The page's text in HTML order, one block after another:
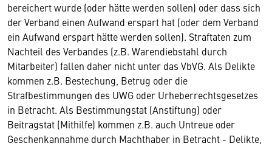
bereichert wurde (oder hätte werden sollen) oder dass sich
der Verband einen Aufwand erspart hat (oder dem Verband
ein Aufwand erspart hätte werden sollen). Straftaten zum
Nachteil des Verbandes (z.B. Warendiebstahl durch
Mitarbeiter) fallen daher nicht unter das VbVG. Als Delikte
kommen z.B. Bestechung, Betrug oder die
Strafbestimmungen des UWG oder Urheberrechtsgesetzes
in Betracht. Als Bestimmungstat (Anstiftung) oder
Beitragstat (Mithilfe) kommen z.B. auch Untreue oder
Geschenkannahme durch Machthaber in Betracht - Delikte,